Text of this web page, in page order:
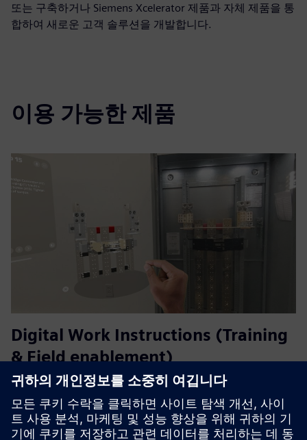
또는 구축하거나 Siemens Xcelerator 제품과 자체 제품을 통
합하여 새로운 고객 솔루션을 개발합니다.
이용 가능한 제품
Digital Work Instructions (Training
& Field enablement)
BILT는 지멘스 팀센터나 NX의 3D 자산을 활용하여 현장 사
용자를 위한 대화형 3D 작업 지침을 만들어요 (설치, 유지
관리 등).